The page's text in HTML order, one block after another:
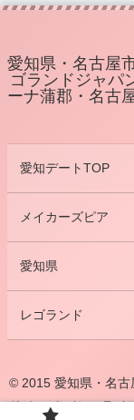
愛知県・名古屋
ゴランドジャパ
ーナ蒲郡・名古
愛知デートTOP
メイカーズピア
愛知県
レゴランド
© 2015 愛知県・名古
ドジャパン(シーライ